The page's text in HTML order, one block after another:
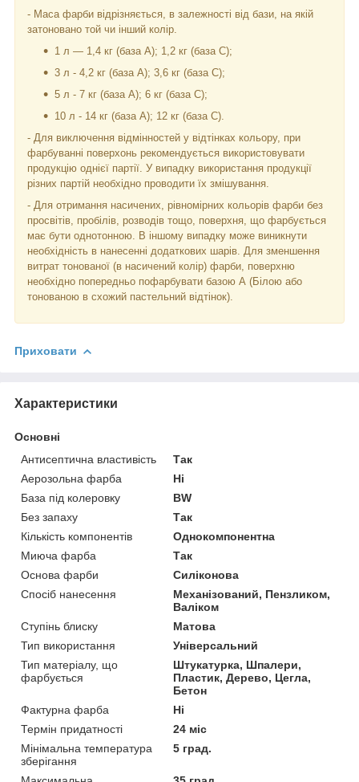
- Маса фарби відрізняється, в залежності від бази, на якій
затоновано той чи інший колір.
1 л — 1,4 кг (база А); 1,2 кг (база С);
3 л - 4,2 кг (база А); 3,6 кг (база C);
5 л - 7 кг (база А); 6 кг (база С);
10 л - 14 кг (база А); 12 кг (база С).
- Для виключення відмінностей у відтінках кольору, при
фарбуванні поверхонь рекомендується використовувати
продукцію однієї партії. У випадку використання продукції
різних партій необхідно проводити їх змішування.
- Для отримання насичених, рівномірних кольорів фарби без
просвітів, пробілів, розводів тощо, поверхня, що фарбується
має бути однотонною. В іншому випадку може виникнути
необхідність в нанесенні додаткових шарів. Для зменшення
витрат тонованої (в насичений колір) фарби, поверхню
необхідно попередньо пофарбувати базою А (Білою або
тонованою в схожий пастельний відтінок).
Приховати
Характеристики
Основні
Антисептична властивість
Так
Аерозольна фарба
Ні
База під колеровку
BW
Без запаху
Так
Кількість компонентів
Однокомпонентна
Миюча фарба
Так
Основа фарби
Силіконова
Спосіб нанесення
Механізований, Пензликом,
Валіком
Ступінь блиску
Матова
Тип використання
Універсальний
Тип матеріалу, що
фарбується
Штукатурка, Шпалери,
Пластик, Дерево, Цегла,
Бетон
Фактурна фарба
Ні
Термін придатності
24 міс
Мінімальна температура
зберігання
5 град.